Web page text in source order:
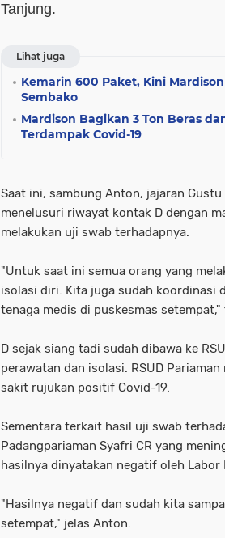
Tanjung.
Lihat juga
Kemarin 600 Paket, Kini
Sembako
Mardison Bagikan 3 Ton Beras
Terdampak Covid-19
Saat ini, sambung Anton, jajaran
menelusuri riwayat kontak D dengan
melakukan uji swab terhadapnya.
"Untuk saat ini semua orang yang
isolasi diri. Kita juga sudah koordinasi
tenaga medis di puskesmas setempat,"
D sejak siang tadi sudah dibawa ke
perawatan dan isolasi. RSUD
sakit rujukan positif Covid-19.
Sementara terkait hasil uji swab
Padangpariaman Syafri CR yang
hasilnya dinyatakan negatif oleh Labor
"Hasilnya negatif dan sudah kita
setempat," jelas Anton.